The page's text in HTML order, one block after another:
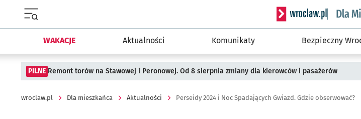
Serwis informacyjny
WAKACJE Aktualności Komunikaty Bezpieczny
PILNE Remont torów na Stawowej i Peronowej. Od 8 sierpnia zmiany dla kierowców i pasażerów
wroclaw.pl Dla mieszkańca Aktualności Perseidy 2024 i Noc Spadających Gwiazd. Gdzie obserwować?